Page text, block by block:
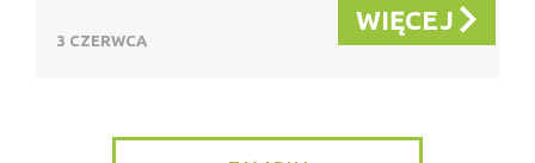
3 CZERWCA
WIĘCEJ